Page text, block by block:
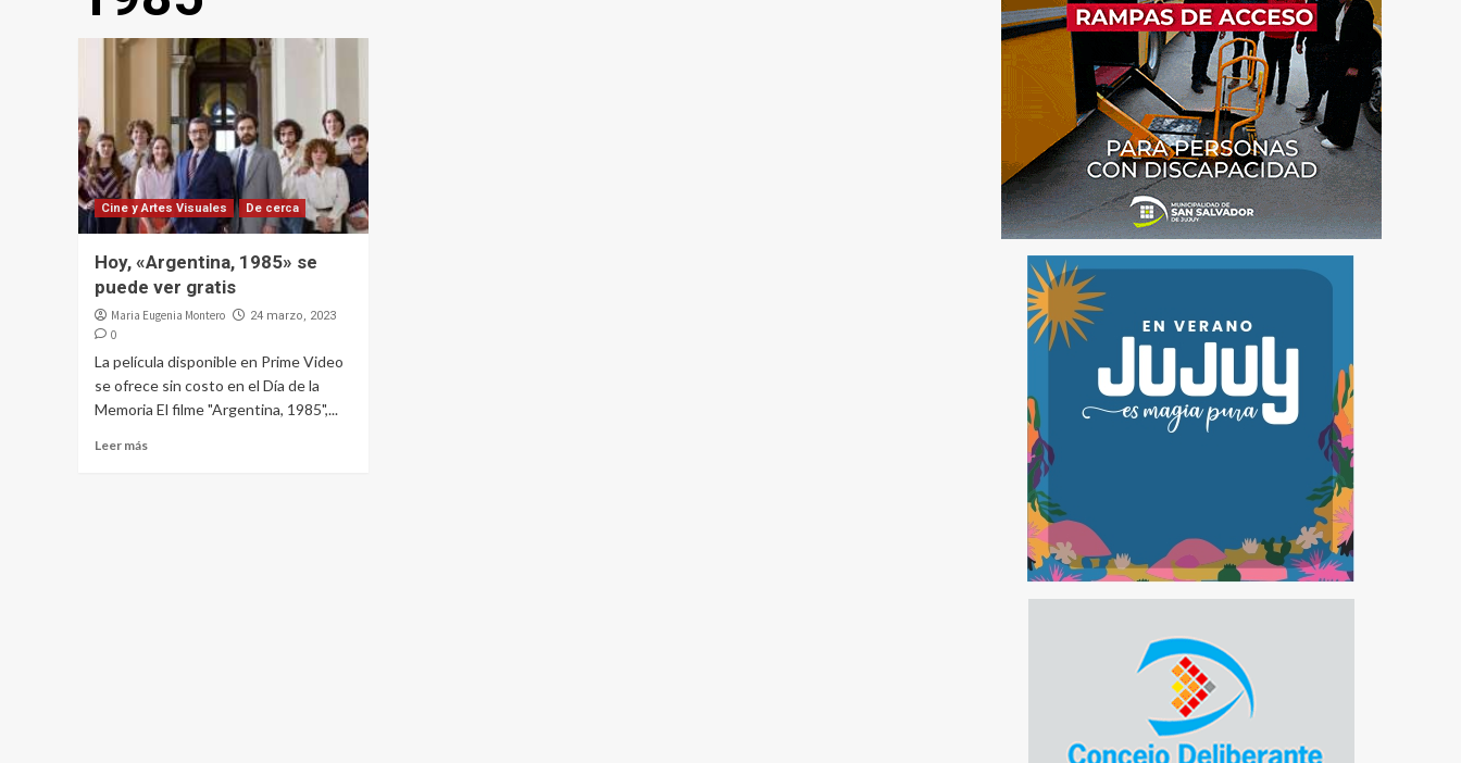
Cine y Artes Visuales De cerca
Hoy, «Argentina, 1985» se
puede ver gratis
Maria Eugenia Montero 24 marzo, 2023
0
La película disponible en Prime Video
se ofrece sin costo en el Día de la
Memoria El filme "Argentina, 1985",...
Leer más